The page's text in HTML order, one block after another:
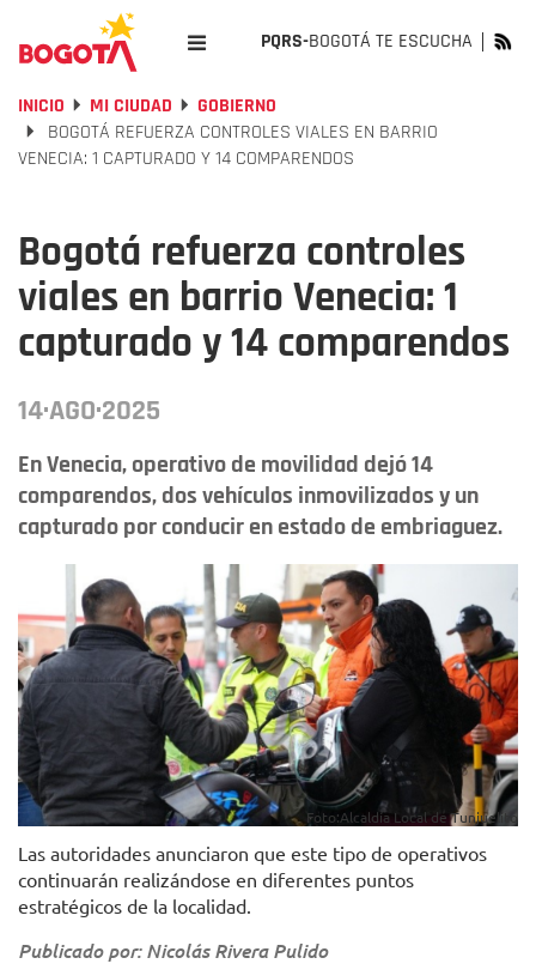
PQRS-BOGOTÁ TE ESCUCHA
INICIO MI CIUDAD
GOBIERNO
BOGOTÁ REFUERZA CONTROLES VIALES EN BARRIO
VENECIA: 1 CAPTURADO Y 14 COMPARENDOS
Bogotá refuerza controles
viales en barrio Venecia: 1
capturado y 14 comparendos
14·AGO·2025
En Venecia, operativo de movilidad dejó 14
comparendos, dos vehículos inmovilizados y un
capturado por conducir en estado de embriaguez.
Foto:Alcaldía Local de Tunjuelito
Las autoridades anunciaron que este tipo de operativos
continuarán realizándose en diferentes puntos
estratégicos de la localidad.
Publicado por: Nicolás Rivera Pulido